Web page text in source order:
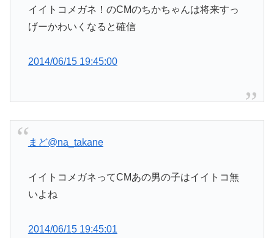
イイトコメガネ！のCMのちかちゃんは将来すっ
げーかわいくなると確信
2014/06/15 19:45:00
まど@na_takane
イイトコメガネってCMあの男の子はイイトコ無
いよね
2014/06/15 19:45:01